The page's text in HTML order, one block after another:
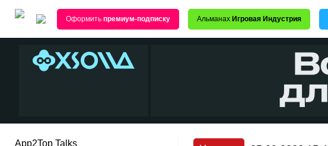
Оформить премиум-подписку Альманах Игровая Индустрия
App2Top Talks